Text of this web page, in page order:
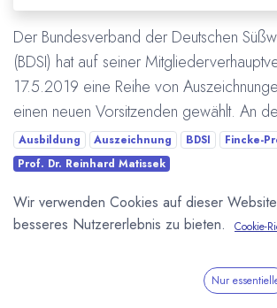
Der Bundesverband der Deutschen
(BDSI) hat auf seiner
17.5.2019 eine Reihe von
einen neuen Vorsitzenden gewählt. An
Ausbildung Auszeichnung BDSI
Fincke-
Prof. Dr. Reinhard Matissek
Mehr lesen
Wir verwenden Cookies auf dieser
besseres Nutzererlebnis zu bieten.
Cookie-
Nur